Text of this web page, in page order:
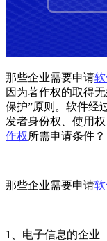
那些企业需要申请
因为著作权的取得
保护”原则。软件经
发者身份权、使用
作权所需申请条件？
那些企业需要申请
1、电子信息的企业